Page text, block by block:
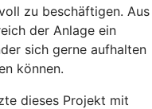
zu beschäftigen. Aus
der Anlage ein
sich gerne aufhalten
können.
dieses Projekt mit